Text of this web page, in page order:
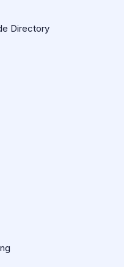
Directory